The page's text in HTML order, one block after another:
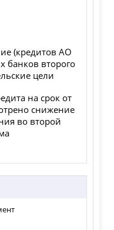
(кредитов АО
банков второго
цели
на срок от
снижение
во второй